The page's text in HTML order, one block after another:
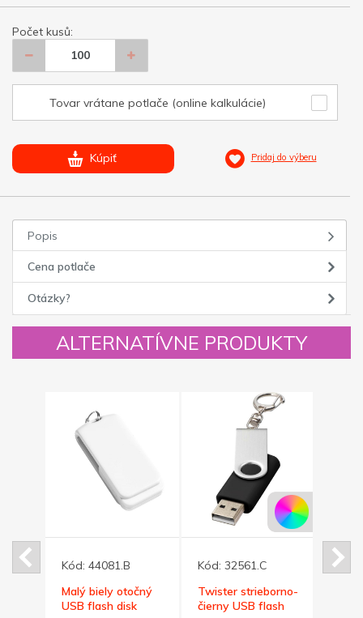
Počet kusů:
Tovar vrátane potlače (online kalkulácie)
Kúpiť Pridaj do výberu
Popis
Cena potlače
Otázky?
ALTERNATÍVNE PRODUKTY
Kód: 44081.B
Malý biely otočný
USB flash disk
Kód: 32561.C
Twister strieborno-
čierny USB flash
Kód: